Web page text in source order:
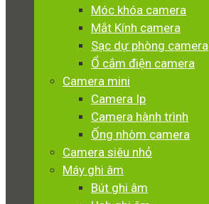
Móc khóa camera
Mắt Kính camera
Sạc dự phòng camera
Ổ cắm điện camera
Camera mini
Camera Ip
Camera hành trình
Ống nhòm camera
Camera siêu nhỏ
Máy ghi âm
Bút ghi âm